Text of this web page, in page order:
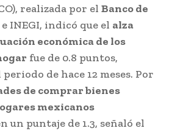
realizada por el Banco de
INEGI, indicó que el alza
económica de los
fue de 0.8 puntos,
de hace 12 meses. Por
de comprar bienes
mexicanos
un puntaje de 1.3, señaló el